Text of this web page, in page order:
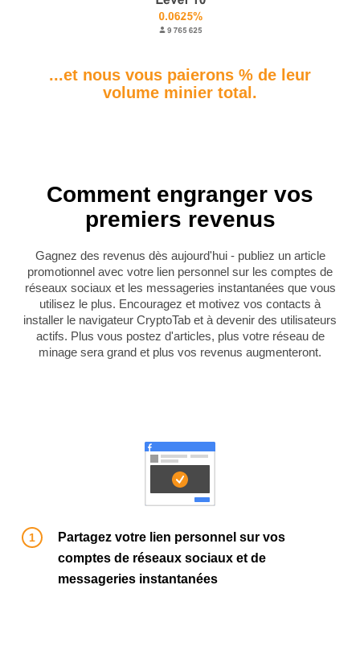
...et nous vous paierons % de leur
volume minier total.
Comment engranger vos
premiers revenus
Gagnez des revenus dès aujourd'hui - publiez un article
promotionnel avec votre lien personnel sur les comptes de
réseaux sociaux et les messageries instantanées que vous
utilisez le plus. Encouragez et motivez vos contacts à
installer le navigateur CryptoTab et à devenir des utilisateurs
actifs. Plus vous postez d'articles, plus votre réseau de
minage sera grand et plus vos revenus augmenteront.
Partagez votre lien personnel sur vos
comptes de réseaux sociaux et de
messageries instantanées